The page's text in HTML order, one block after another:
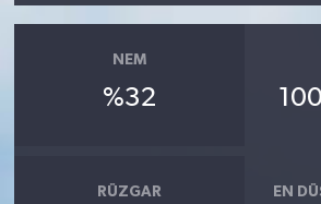
NEM
%32
RÜZGAR EN